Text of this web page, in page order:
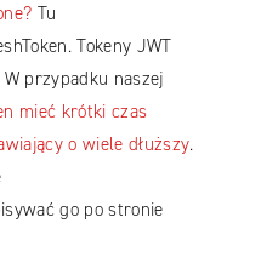
Tu
Tokeny JWT
przypadku naszej
mieć krótki czas
o wiele dłuższy.
go po stronie